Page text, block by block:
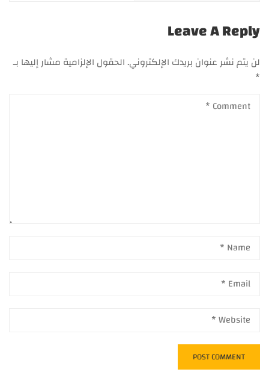
Leave A Reply
لن يتم نشر عنوان بريدك الإلكتروني.الحقول الإلزامية مشار إليها بـ
*